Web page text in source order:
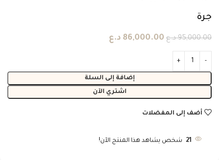
جرة
95,000.00 د.ع 86,000.00 د.ع
إضافة إلى السلة
اشتري الآن
أضف إلى المفضلات
21 شخص يشاهد هذا المنتج الآن!